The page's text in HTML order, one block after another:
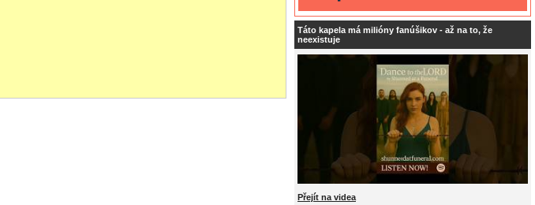
Táto kapela má milióny fanúšikov - až na to, že
neexistuje
Přejít na videa